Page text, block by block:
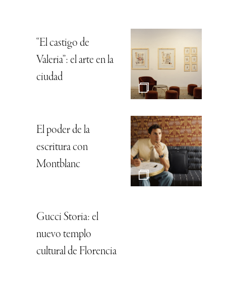
“El castigo de
Valeria”: el arte en la
ciudad
El poder de la
escritura con
Montblanc
Gucci Storia: el
nuevo templo
cultural de Florencia